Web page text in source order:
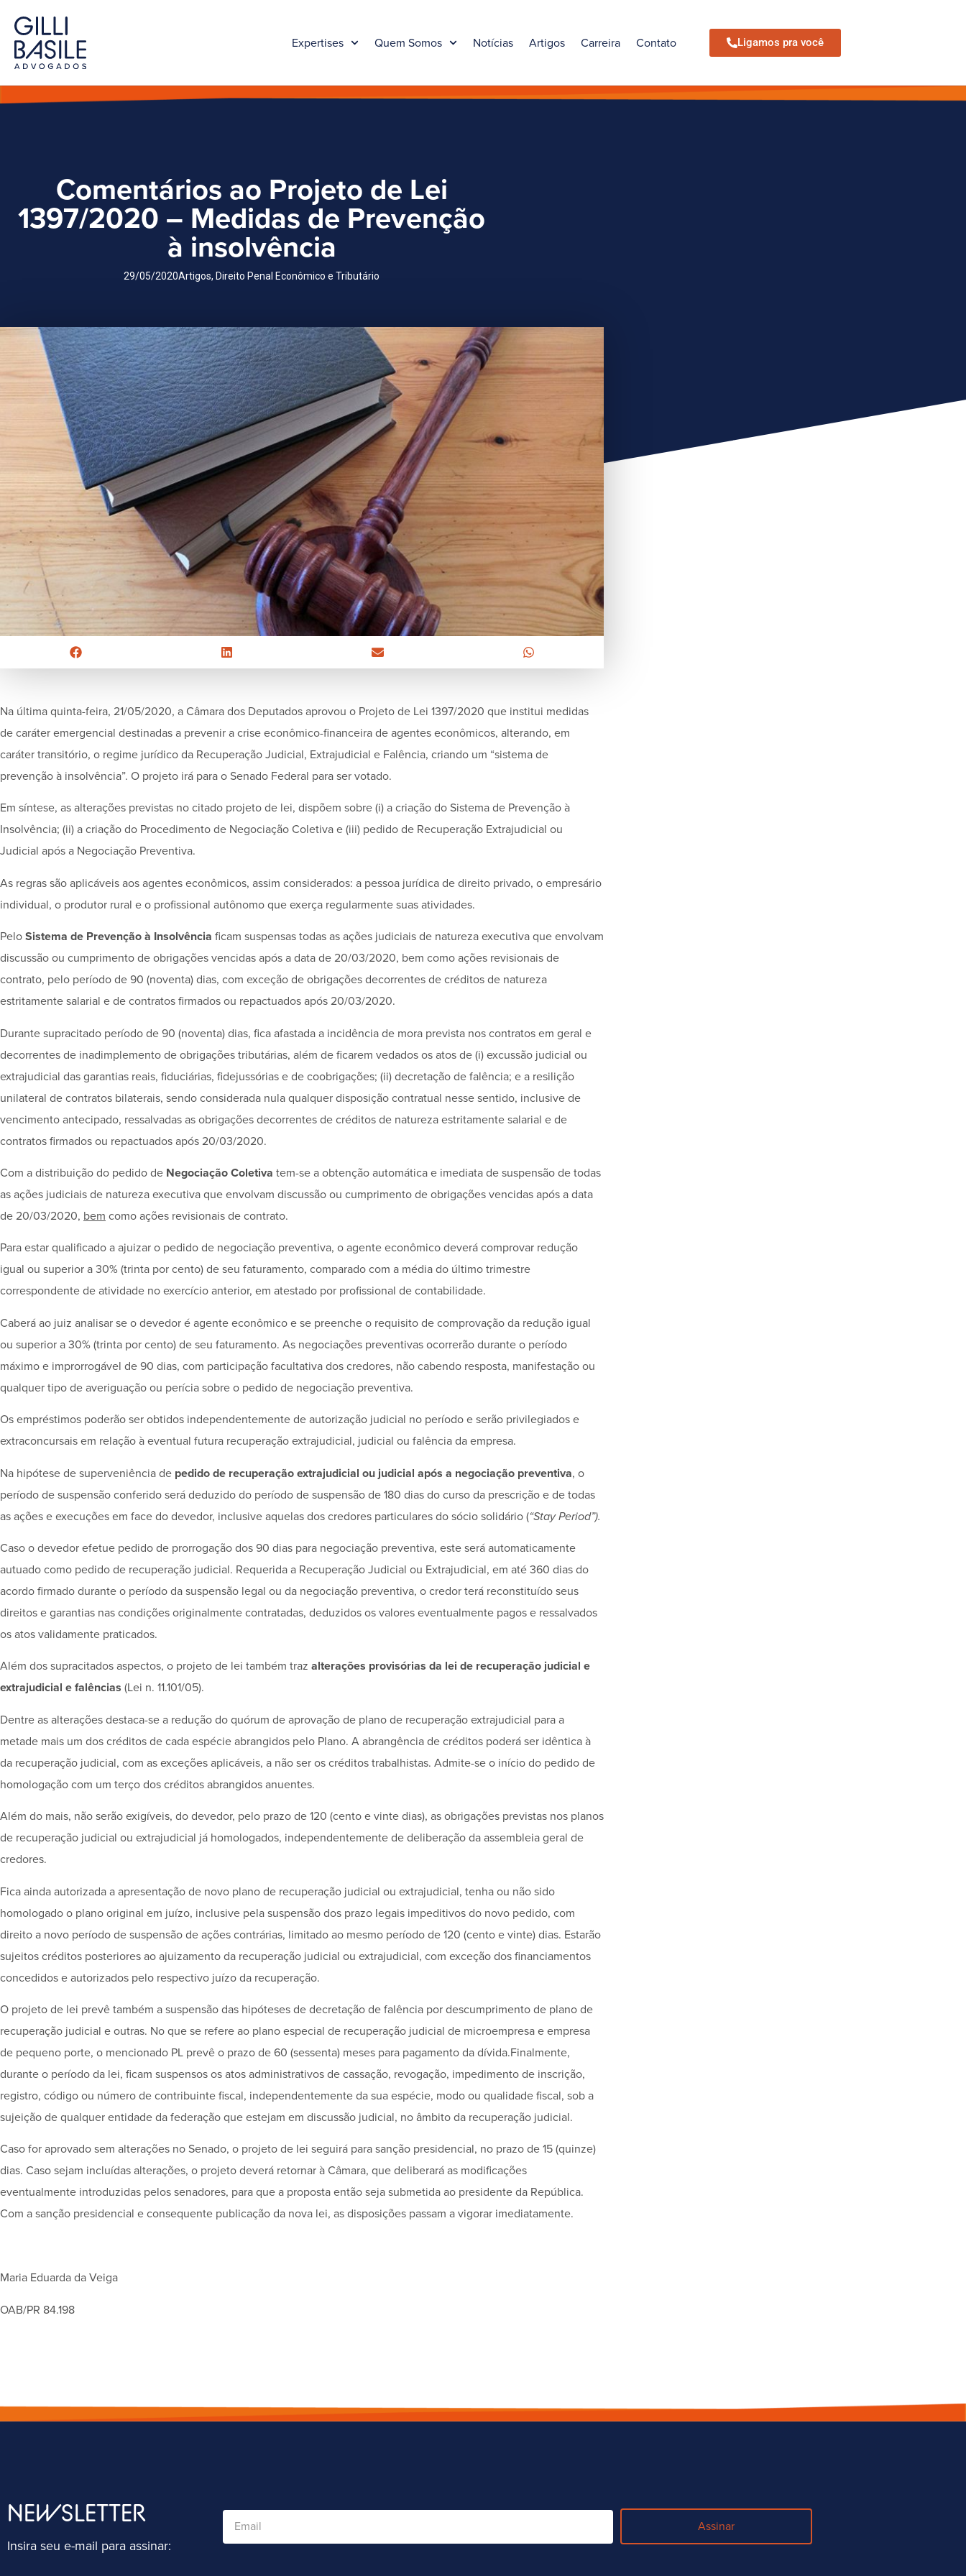
Expertises Quem Somos Notícias Artigos Carreira Contato Ligamos pra você
Comentários ao Projeto de Lei
1397/2020 – Medidas de Prevenção
à insolvência
29/05/2020Artigos, Direito Penal Econômico e Tributário
Na última quinta-feira, 21/05/2020, a Câmara dos Deputados aprovou o Projeto de Lei 1397/2020 que institui medidas
de caráter emergencial destinadas a prevenir a crise econômico-financeira de agentes econômicos, alterando, em
caráter transitório, o regime jurídico da Recuperação Judicial, Extrajudicial e Falência, criando um “sistema de
prevenção à insolvência”. O projeto irá para o Senado Federal para ser votado.
Em síntese, as alterações previstas no citado projeto de lei, dispõem sobre (i) a criação do Sistema de Prevenção à
Insolvência; (ii) a criação do Procedimento de Negociação Coletiva e (iii) pedido de Recuperação Extrajudicial ou
Judicial após a Negociação Preventiva.
As regras são aplicáveis aos agentes econômicos, assim considerados: a pessoa jurídica de direito privado, o empresário
individual, o produtor rural e o profissional autônomo que exerça regularmente suas atividades.
Pelo Sistema de Prevenção à Insolvência ficam suspensas todas as ações judiciais de natureza executiva que envolvam
discussão ou cumprimento de obrigações vencidas após a data de 20/03/2020, bem como ações revisionais de
contrato, pelo período de 90 (noventa) dias, com exceção de obrigações decorrentes de créditos de natureza
estritamente salarial e de contratos firmados ou repactuados após 20/03/2020.
Durante supracitado período de 90 (noventa) dias, fica afastada a incidência de mora prevista nos contratos em geral e
decorrentes de inadimplemento de obrigações tributárias, além de ficarem vedados os atos de (i) excussão judicial ou
extrajudicial das garantias reais, fiduciárias, fidejussórias e de coobrigações; (ii) decretação de falência; e a resilição
unilateral de contratos bilaterais, sendo considerada nula qualquer disposição contratual nesse sentido, inclusive de
vencimento antecipado, ressalvadas as obrigações decorrentes de créditos de natureza estritamente salarial e de
contratos firmados ou repactuados após 20/03/2020.
Com a distribuição do pedido de Negociação Coletiva tem-se a obtenção automática e imediata de suspensão de todas
as ações judiciais de natureza executiva que envolvam discussão ou cumprimento de obrigações vencidas após a data
de 20/03/2020, bem como ações revisionais de contrato.
Para estar qualificado a ajuizar o pedido de negociação preventiva, o agente econômico deverá comprovar redução
igual ou superior a 30% (trinta por cento) de seu faturamento, comparado com a média do último trimestre
correspondente de atividade no exercício anterior, em atestado por profissional de contabilidade.
Caberá ao juiz analisar se o devedor é agente econômico e se preenche o requisito de comprovação da redução igual
ou superior a 30% (trinta por cento) de seu faturamento. As negociações preventivas ocorrerão durante o período
máximo e improrrogável de 90 dias, com participação facultativa dos credores, não cabendo resposta, manifestação ou
qualquer tipo de averiguação ou perícia sobre o pedido de negociação preventiva.
Os empréstimos poderão ser obtidos independentemente de autorização judicial no período e serão privilegiados e
extraconcursais em relação à eventual futura recuperação extrajudicial, judicial ou falência da empresa.
Na hipótese de superveniência de pedido de recuperação extrajudicial ou judicial após a negociação preventiva, o
período de suspensão conferido será deduzido do período de suspensão de 180 dias do curso da prescrição e de todas
as ações e execuções em face do devedor, inclusive aquelas dos credores particulares do sócio solidário (“Stay Period”).
Caso o devedor efetue pedido de prorrogação dos 90 dias para negociação preventiva, este será automaticamente
autuado como pedido de recuperação judicial. Requerida a Recuperação Judicial ou Extrajudicial, em até 360 dias do
acordo firmado durante o período da suspensão legal ou da negociação preventiva, o credor terá reconstituído seus
direitos e garantias nas condições originalmente contratadas, deduzidos os valores eventualmente pagos e ressalvados
os atos validamente praticados.
Além dos supracitados aspectos, o projeto de lei também traz alterações provisórias da lei de recuperação judicial e
extrajudicial e falências (Lei n. 11.101/05).
Dentre as alterações destaca-se a redução do quórum de aprovação de plano de recuperação extrajudicial para a
metade mais um dos créditos de cada espécie abrangidos pelo Plano. A abrangência de créditos poderá ser idêntica à
da recuperação judicial, com as exceções aplicáveis, a não ser os créditos trabalhistas. Admite-se o início do pedido de
homologação com um terço dos créditos abrangidos anuentes.
Além do mais, não serão exigíveis, do devedor, pelo prazo de 120 (cento e vinte dias), as obrigações previstas nos planos
de recuperação judicial ou extrajudicial já homologados, independentemente de deliberação da assembleia geral de
credores.
Fica ainda autorizada a apresentação de novo plano de recuperação judicial ou extrajudicial, tenha ou não sido
homologado o plano original em juízo, inclusive pela suspensão dos prazo legais impeditivos do novo pedido, com
direito a novo período de suspensão de ações contrárias, limitado ao mesmo período de 120 (cento e vinte) dias. Estarão
sujeitos créditos posteriores ao ajuizamento da recuperação judicial ou extrajudicial, com exceção dos financiamentos
concedidos e autorizados pelo respectivo juízo da recuperação.
O projeto de lei prevê também a suspensão das hipóteses de decretação de falência por descumprimento de plano de
recuperação judicial e outras. No que se refere ao plano especial de recuperação judicial de microempresa e empresa
de pequeno porte, o mencionado PL prevê o prazo de 60 (sessenta) meses para pagamento da dívida.Finalmente,
durante o período da lei, ficam suspensos os atos administrativos de cassação, revogação, impedimento de inscrição,
registro, código ou número de contribuinte fiscal, independentemente da sua espécie, modo ou qualidade fiscal, sob a
sujeição de qualquer entidade da federação que estejam em discussão judicial, no âmbito da recuperação judicial.
Caso for aprovado sem alterações no Senado, o projeto de lei seguirá para sanção presidencial, no prazo de 15 (quinze)
dias. Caso sejam incluídas alterações, o projeto deverá retornar à Câmara, que deliberará as modificações
eventualmente introduzidas pelos senadores, para que a proposta então seja submetida ao presidente da República.
Com a sanção presidencial e consequente publicação da nova lei, as disposições passam a vigorar imediatamente.
Maria Eduarda da Veiga
OAB/PR 84.198
NEWSLETTER
Insira seu e-mail para assinar:
Assinar